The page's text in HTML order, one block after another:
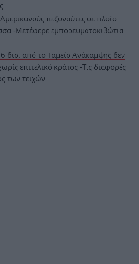
πεζοναύτες σε πλοίο
-Μετέφερε εμπορευματοκιβώτια
δισ. από το Ταμείο Ανάκαμψης δεν
επιτελικό κράτος -Τις διαφορές
των τειχών